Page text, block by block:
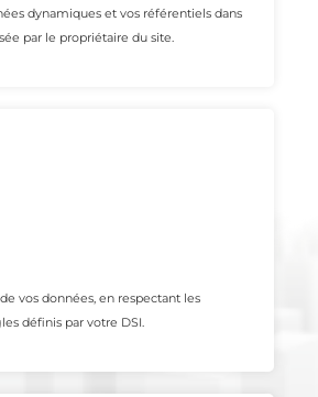
dynamiques et vos référentiels dans
par le propriétaire du site.
vos données, en respectant les
définis par votre DSI.